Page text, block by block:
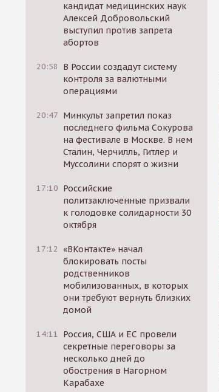
кандидат медицинских наук
Алексей Добровольский
выступил против запрета
абортов
20:58
В России создадут систему
контроля за валютными
операциями
20:47 Минкульт запретил показ
последнего фильма Сокурова
на фестивале в Москве. В нем
Сталин, Черчилль, Гитлер и
Муссолини спорят о жизни
17:10 Российские
политзаключенные призвали
к голодовке солидарности 30
октября
17:12 «ВКонтакте» начал
блокировать посты
родственников
мобилизованных, в которых
они требуют вернуть близких
домой
14:11
Россия, США и ЕС провели
секретные переговоры за
несколько дней до
обострения в Нагорном
Карабахе